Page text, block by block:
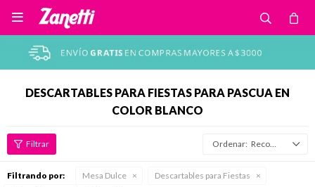

DESCARTABLES PARA FIESTAS PARA PASCUA EN
COLOR BLANCO
Recomendados
Filtrando por: Mesa Dulce
Descartables para Fiestas